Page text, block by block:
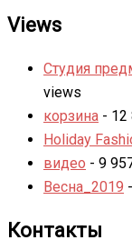
Views
Студия
views
корзина - 12
Holiday
видео - 9
Весна_2019
Контакты